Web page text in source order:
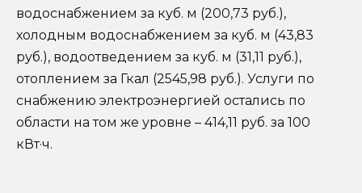
водоснабжением за куб. м (200,73 руб.),
холодным водоснабжением за куб. м (43,83
руб.), водоотведением за куб. м (31,11 руб.),
отоплением за Гкал (2545,98 руб.). Услуги по
снабжению электроэнергией остались по
области на том же уровне – 414,11 руб. за 100
кВт·ч.